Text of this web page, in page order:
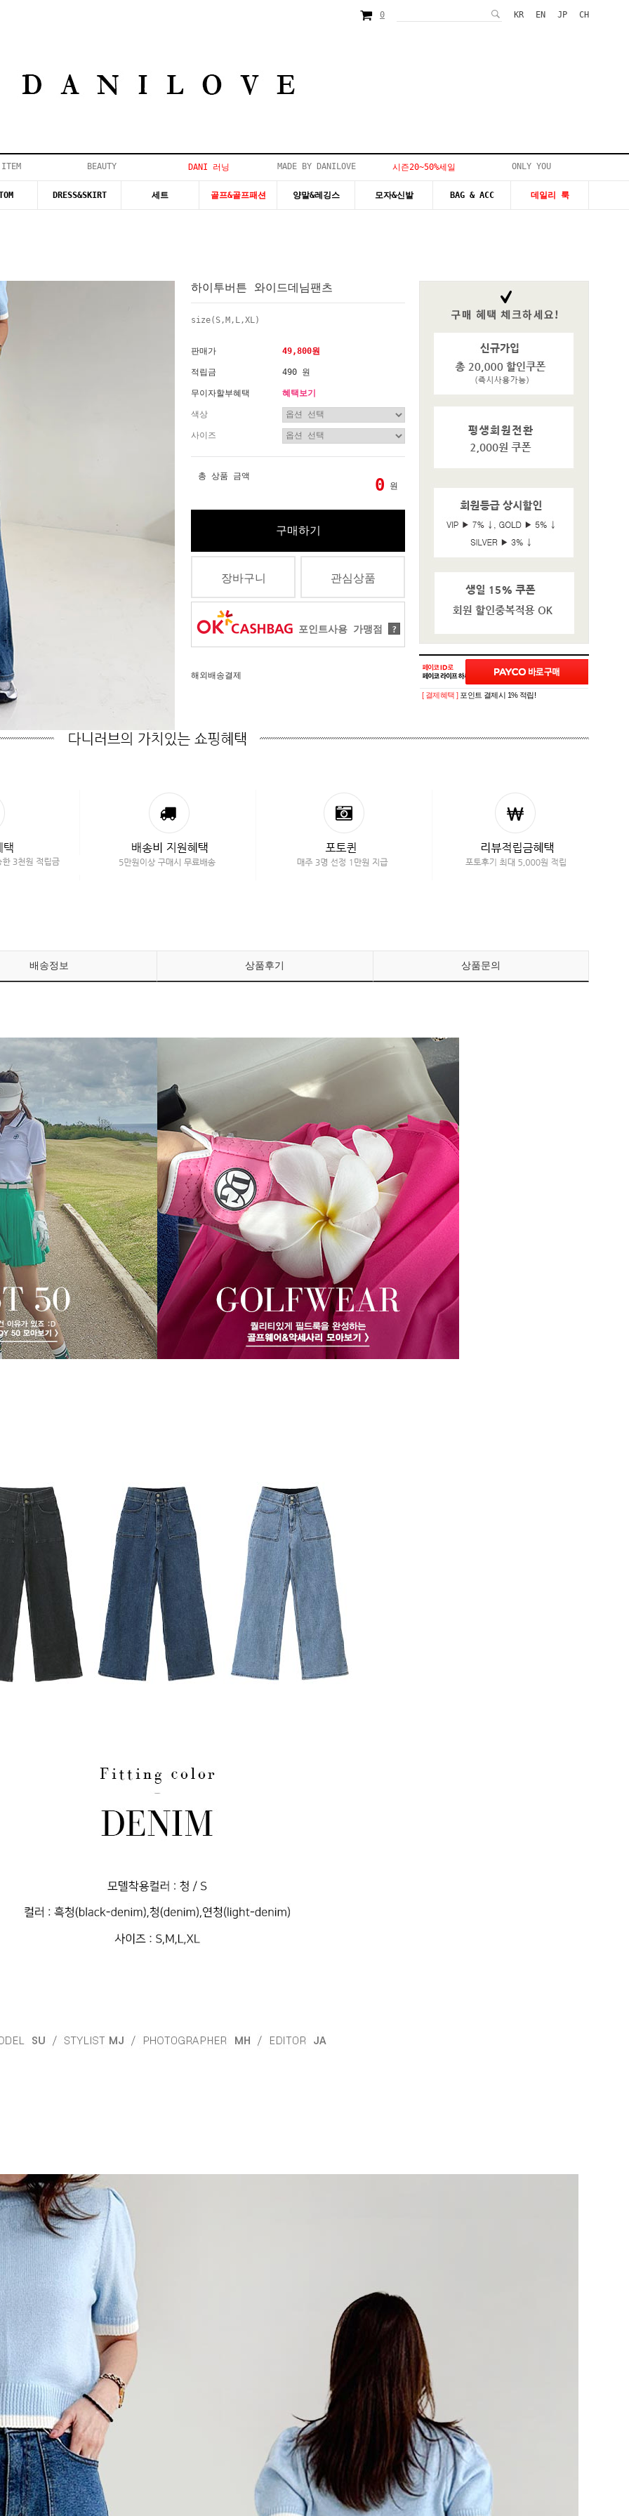
0 KR EN JP CH
BEAUTY DANI 러닝 MADE BY DANILOVE 시즌20~50%세일 ONLY YOU
DRESS&SKIRT 세트 골프&골프패션 양말&레깅스 모자&신발 BAG & ACC 데일리 룩
하이투버튼 와이드데님팬츠
size(S,M,L,XL)
판매가 49,800원
적립금 490 원
무이자할부혜택 혜택보기
색상
사이즈
총 상품 금액 0 원
구매하기
장바구니 관심상품
포인트사용 가맹점 ?
해외배송결제
[ 결제혜택 ] 포인트 결제시 1% 적립!
배송정보 상품후기 상품문의